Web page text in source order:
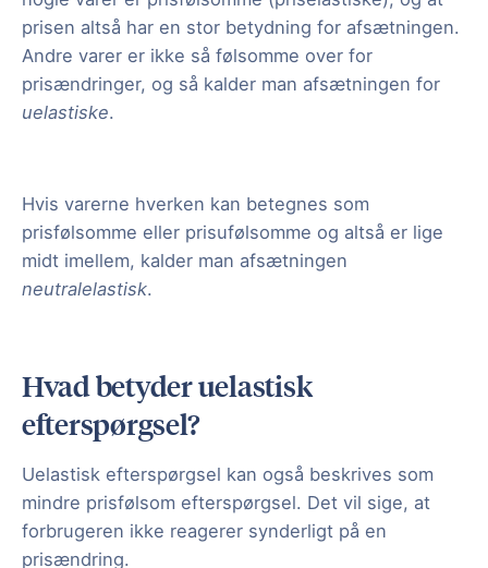
prisen altså har en stor betydning for afsætningen.
Andre varer er ikke så følsomme over for
prisændringer, og så kalder man afsætningen for
uelastiske.
Hvis varerne hverken kan betegnes som
prisfølsomme eller prisufølsomme og altså er lige
midt imellem, kalder man afsætningen
neutralelastisk.
Hvad betyder uelastisk
efterspørgsel?
Uelastisk efterspørgsel kan også beskrives som
mindre prisfølsom efterspørgsel. Det vil sige, at
forbrugeren ikke reagerer synderligt på en
prisændring.